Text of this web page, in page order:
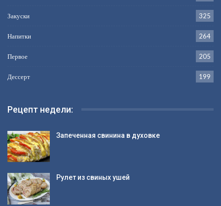
Закуски 325
Напитки 264
Первое 205
Дессерт 199
Рецепт недели:
Запеченная свинина в духовке
Рулет из свиных ушей